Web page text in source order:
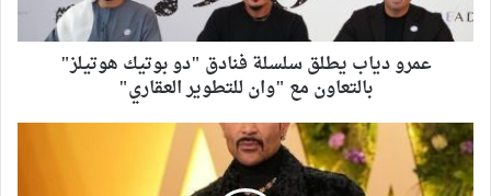
عمرو دياب يطلق سلسلة فنادق "دو بوتيك هوتيلز"
بالتعاون مع "وان للتطوير العقاري"